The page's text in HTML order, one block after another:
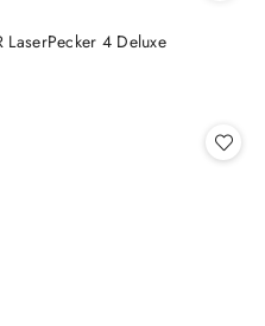
LaserPecker 4 Deluxe